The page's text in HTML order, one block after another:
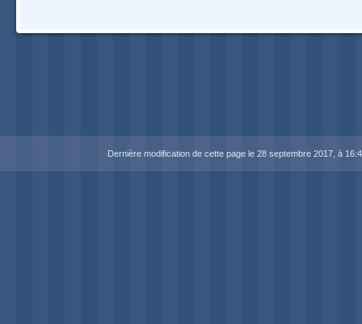
Navigation
Dernière modification de cette page le 28 septembre 2017, à